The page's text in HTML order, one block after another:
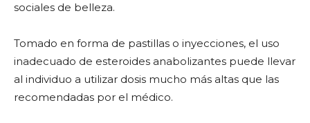
sociales de belleza.
Tomado en forma de pastillas o inyecciones, el uso
inadecuado de esteroides anabolizantes puede llevar
al individuo a utilizar dosis mucho más altas que las
recomendadas por el médico.